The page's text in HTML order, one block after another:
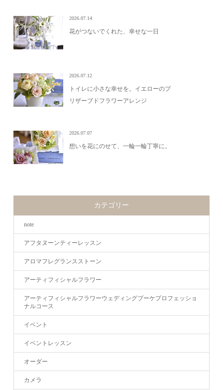
2026.07.14
花がつないでくれた、幸せな一日
2026.07.12
トイレに小さな幸せを。イエローのプ
リザーブドフラワーアレンジ
2026.07.07
想いを花にのせて、一輪一輪丁寧に。
カテゴリー
note
アフタヌーンティーレッスン
アロマフレグランスストーン
アーティフィシャルフラワー
アーティフィシャルフラワーウェディングブーケプロフェッショ
ナルコース
イベント
イベントレッスン
オーダー
カメラ